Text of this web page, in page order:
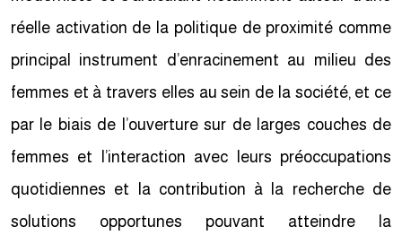
réelle activation de la politique de proximité comme
principal instrument d’enracinement au milieu des
femmes et à travers elles au sein de la société, et ce
par le biais de l’ouverture sur de larges couches de
femmes et l’interaction avec leurs préoccupations
quotidiennes et la contribution à la recherche de
solutions opportunes pouvant atteindre la